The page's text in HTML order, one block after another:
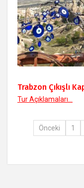
Trabzon Çıkışlı
Tur Açıklamaları...
Önceki 1